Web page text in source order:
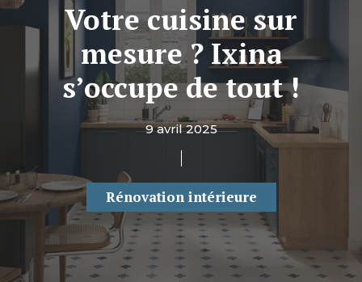
Votre cuisine sur
mesure ? Ixina
s’occupe de tout !
9 avril 2025
Rénovation intérieure